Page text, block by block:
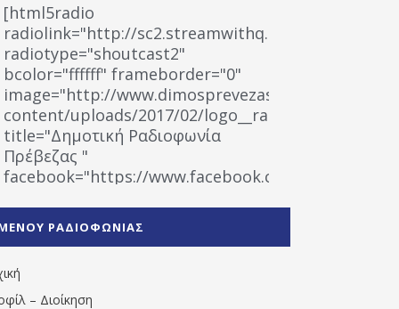
[html5radio
radiolink="http://sc2.streamwithq.com:8028/
radiotype="shoutcast2"
bcolor="ffffff" frameborder="0"
image="http://www.dimosprevezas.gr/wp-
content/uploads/2017/02/logo__radiofonias.jpg"
title="Δημοτική Ραδιοφωνία
Πρέβεζας "
facebook="https://www.facebook.com/
1531194763766854/" artist="" ]
ΡΑΔΙΟΦΩΝΙΑΣ
– Διοίκηση